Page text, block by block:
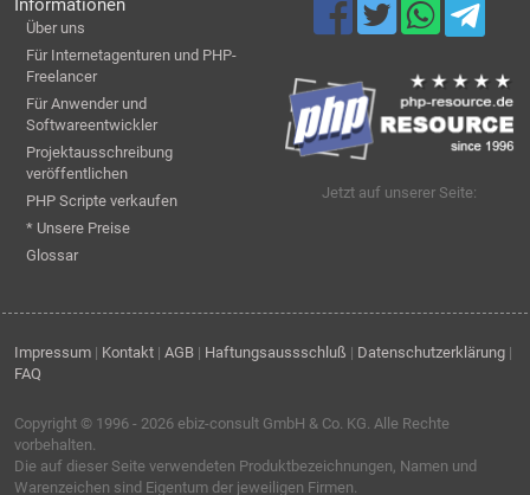
Über uns
Für Internetagenturen und PHP-
Freelancer
Für Anwender und
Softwareentwickler
Projektausschreibung
veröffentlichen
PHP Scripte verkaufen
* Unsere Preise
Glossar
Jetzt auf unserer Seite:
Impressum | Kontakt | AGB | Haftungsaussschluß | Datenschutzerklärung |
FAQ
Copyright © 1996 - 2026 ebiz-consult GmbH & Co. KG. Alle Rechte
vorbehalten.
Die auf dieser Seite verwendeten Produktbezeichnungen, Namen und
Warenzeichen sind Eigentum der jeweiligen Firmen.